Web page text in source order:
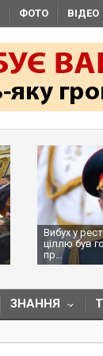
ФОТО ВІДЕО
Вибух у
ціллю був
пр...
ЗНАННЯ